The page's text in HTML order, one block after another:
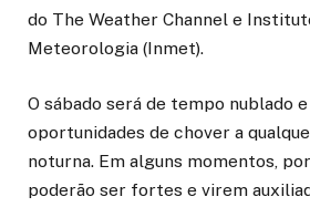
do The Weather Channel e
Meteorologia (Inmet).
O sábado será de tempo nublado
oportunidades de chover a
noturna. Em alguns momentos,
poderão ser fortes e virem